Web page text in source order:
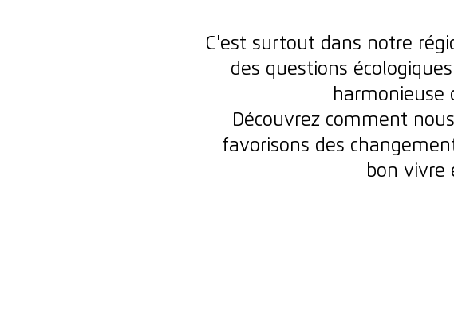
C'est surtout dans notre
des questions
harmonieuse
Découvrez comment
favorisons des
bon vivre